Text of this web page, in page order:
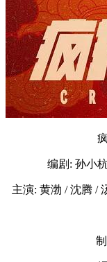
编剧: 孙小
主演: 黄渤 / 沈腾 /